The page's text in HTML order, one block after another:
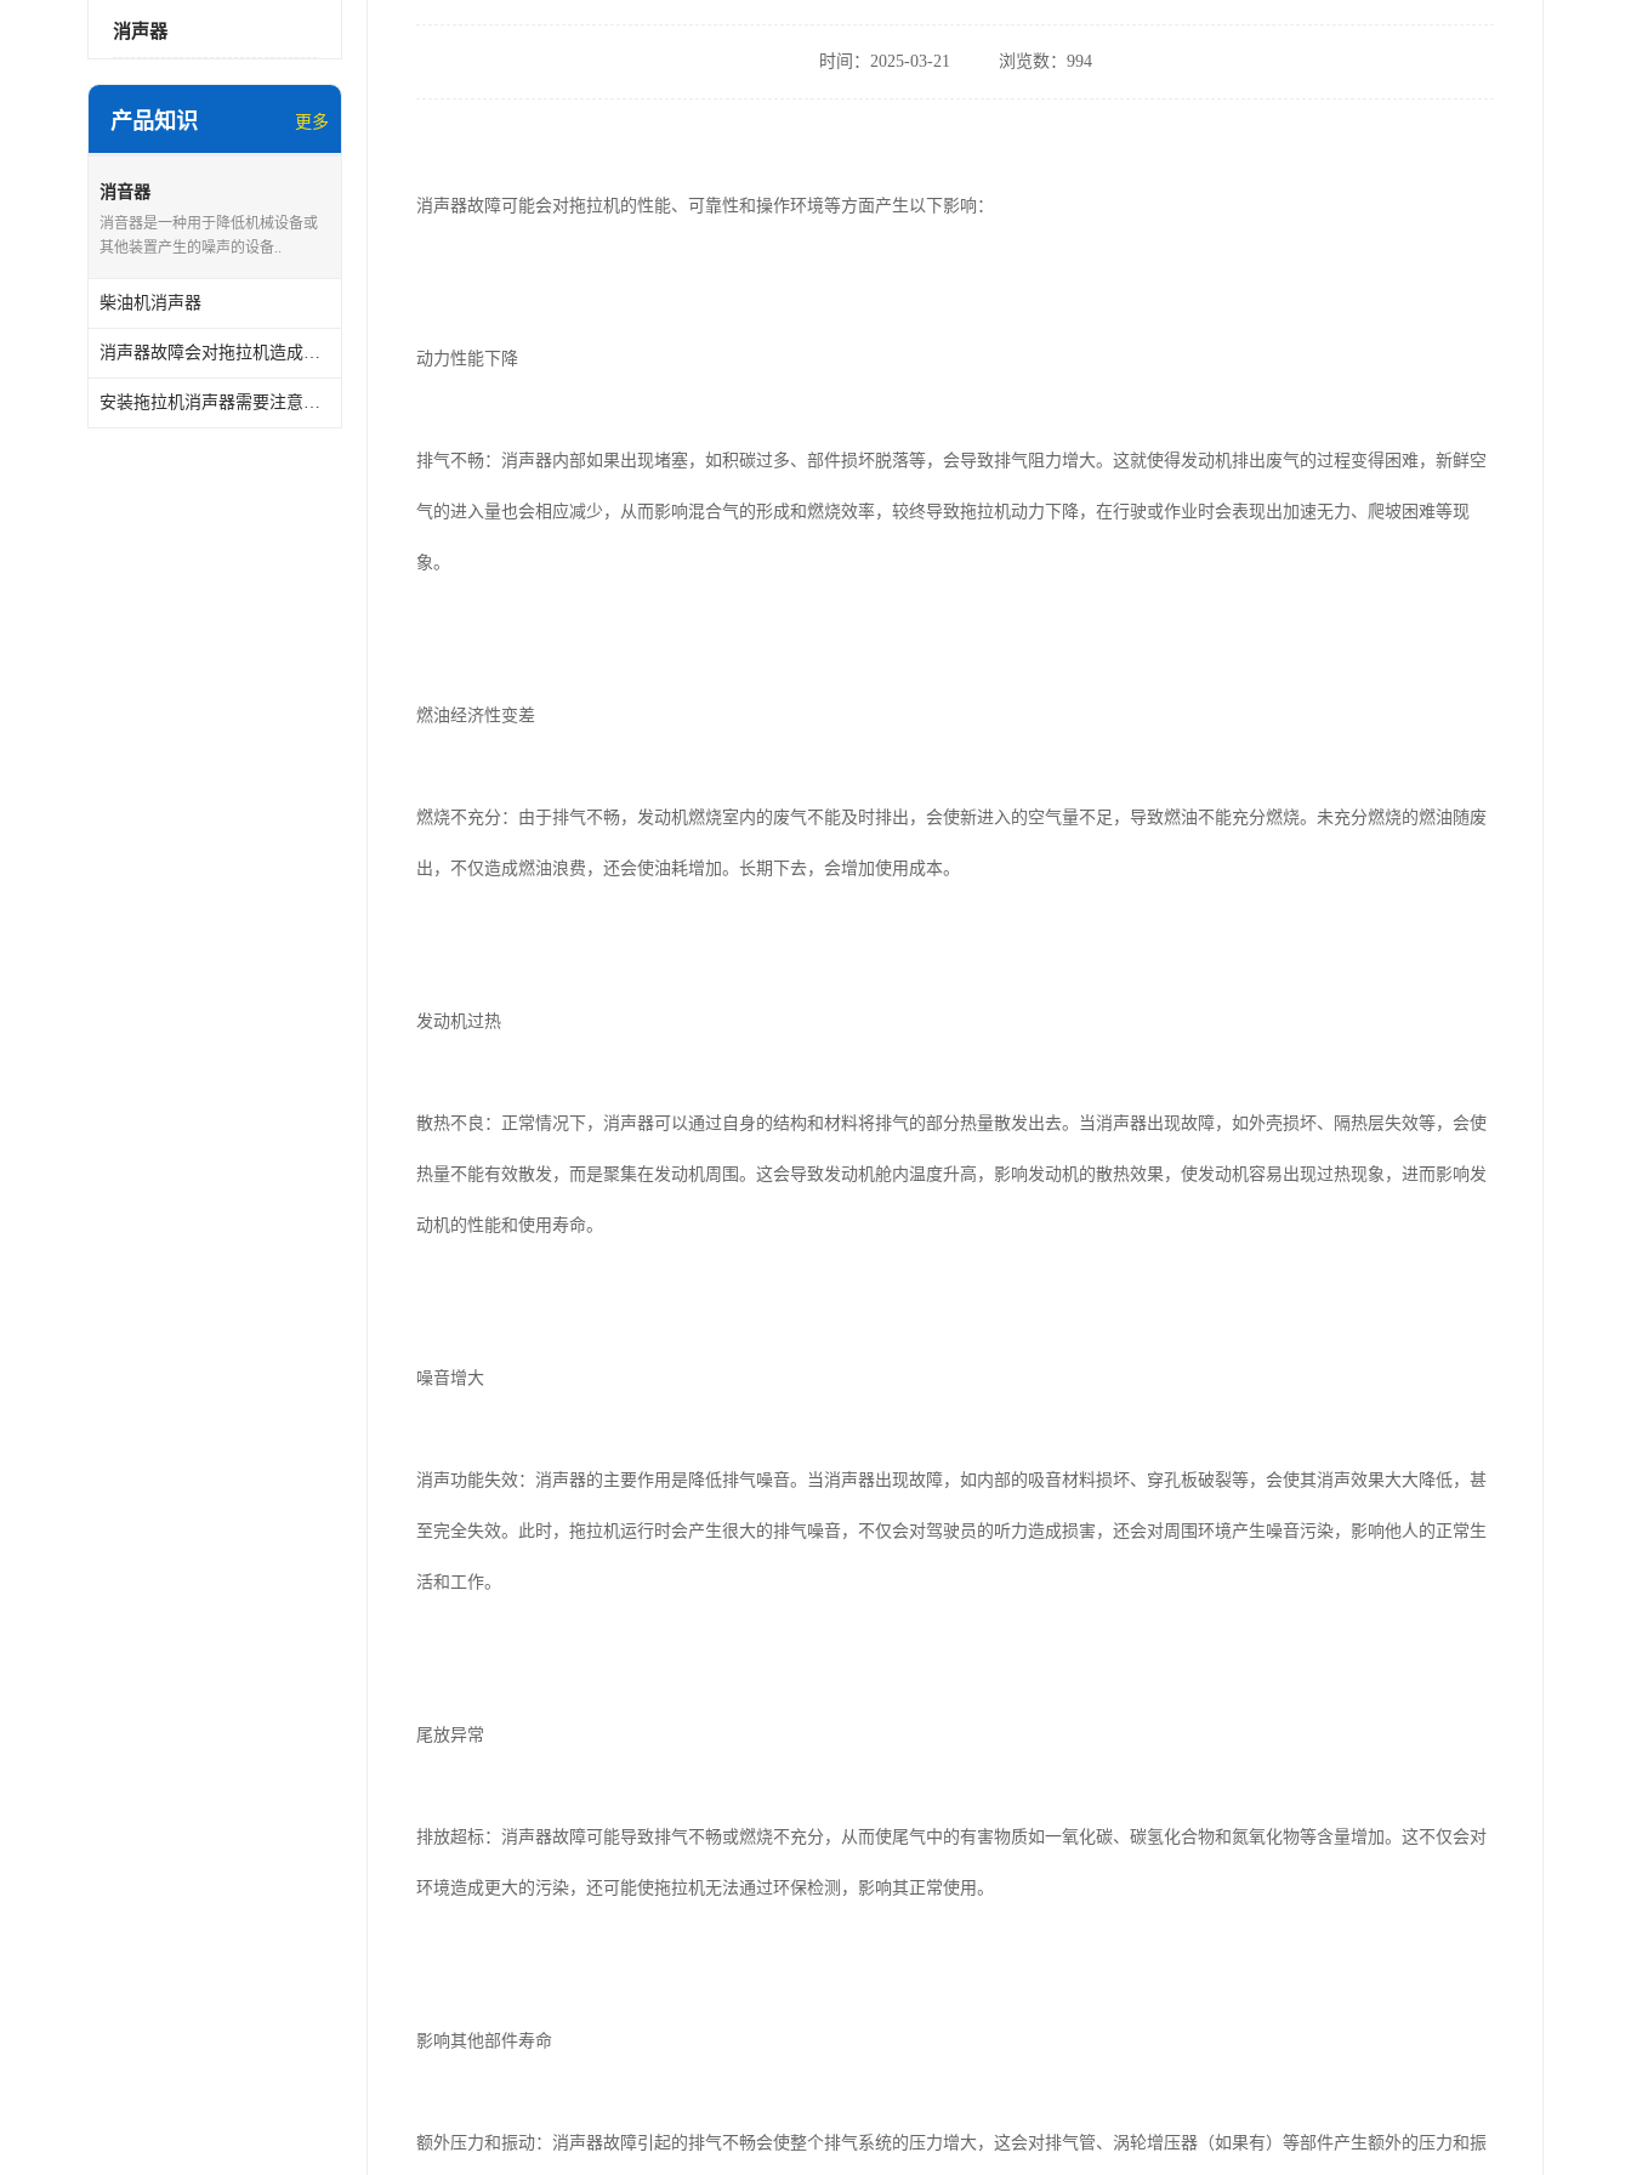
消声器
产品知识 更多
消音器
消音器是一种用于降低机械设备或
其他装置产生的噪声的设备..
柴油机消声器
消声器故障会对拖拉机造成哪些影响？
安装拖拉机消声器需要注意哪些事项？
时间：2025-03-21 浏览数：994
消声器故障可能会对拖拉机的性能、可靠性和操作环境等方面产生以下影响：
动力性能下降
排气不畅：消声器内部如果出现堵塞，如积碳过多、部件损坏脱落等，会导致排气阻力增大。这就使得发动机排出废气的过程变得困难，新鲜空
气的进入量也会相应减少，从而影响混合气的形成和燃烧效率，较终导致拖拉机动力下降，在行驶或作业时会表现出加速无力、爬坡困难等现
象。
燃油经济性变差
燃烧不充分：由于排气不畅，发动机燃烧室内的废气不能及时排出，会使新进入的空气量不足，导致燃油不能充分燃烧。未充分燃烧的燃油随废
出，不仅造成燃油浪费，还会使油耗增加。长期下去，会增加使用成本。
发动机过热
散热不良：正常情况下，消声器可以通过自身的结构和材料将排气的部分热量散发出去。当消声器出现故障，如外壳损坏、隔热层失效等，会使
热量不能有效散发，而是聚集在发动机周围。这会导致发动机舱内温度升高，影响发动机的散热效果，使发动机容易出现过热现象，进而影响发
动机的性能和使用寿命。
噪音增大
消声功能失效：消声器的主要作用是降低排气噪音。当消声器出现故障，如内部的吸音材料损坏、穿孔板破裂等，会使其消声效果大大降低，甚
至完全失效。此时，拖拉机运行时会产生很大的排气噪音，不仅会对驾驶员的听力造成损害，还会对周围环境产生噪音污染，影响他人的正常生
活和工作。
尾放异常
排放超标：消声器故障可能导致排气不畅或燃烧不充分，从而使尾气中的有害物质如一氧化碳、碳氢化合物和氮氧化物等含量增加。这不仅会对
环境造成更大的污染，还可能使拖拉机无法通过环保检测，影响其正常使用。
影响其他部件寿命
额外压力和振动：消声器故障引起的排气不畅会使整个排气系统的压力增大，这会对排气管、涡轮增压器（如果有）等部件产生额外的压力和振